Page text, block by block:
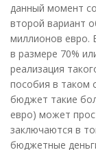
данный момент
второй вариант
миллионов евро.
в размере 70%
реализация
пособия в таком
бюджет такие
евро) может
заключаются в
бюджетные